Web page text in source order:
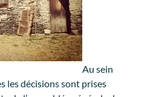
Au sein
les décisions sont prises